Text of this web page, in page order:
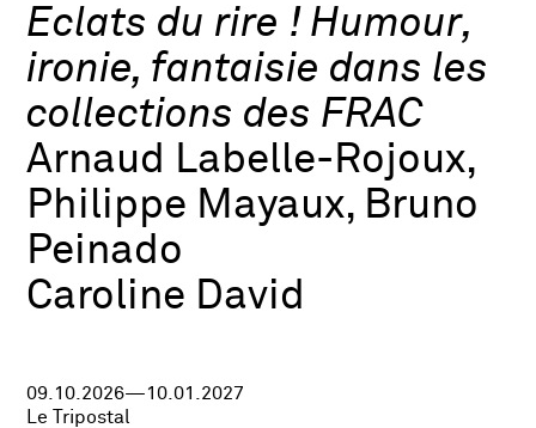
Eclats du rire ! Humour,
ironie, fantaisie dans les
collections des FRAC
Arnaud Labelle-Rojoux,
Philippe Mayaux, Bruno
Peinado
Caroline David
09.10.2026—10.01.2027
Le Tripostal